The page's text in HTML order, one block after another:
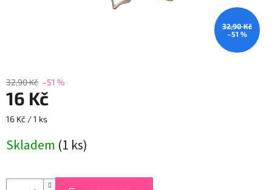
32,90 Kč
–51 %
32,90 Kč –51 %
16 Kč
Měrná
16 Kč / 1 ks
Skladem (1 ks)